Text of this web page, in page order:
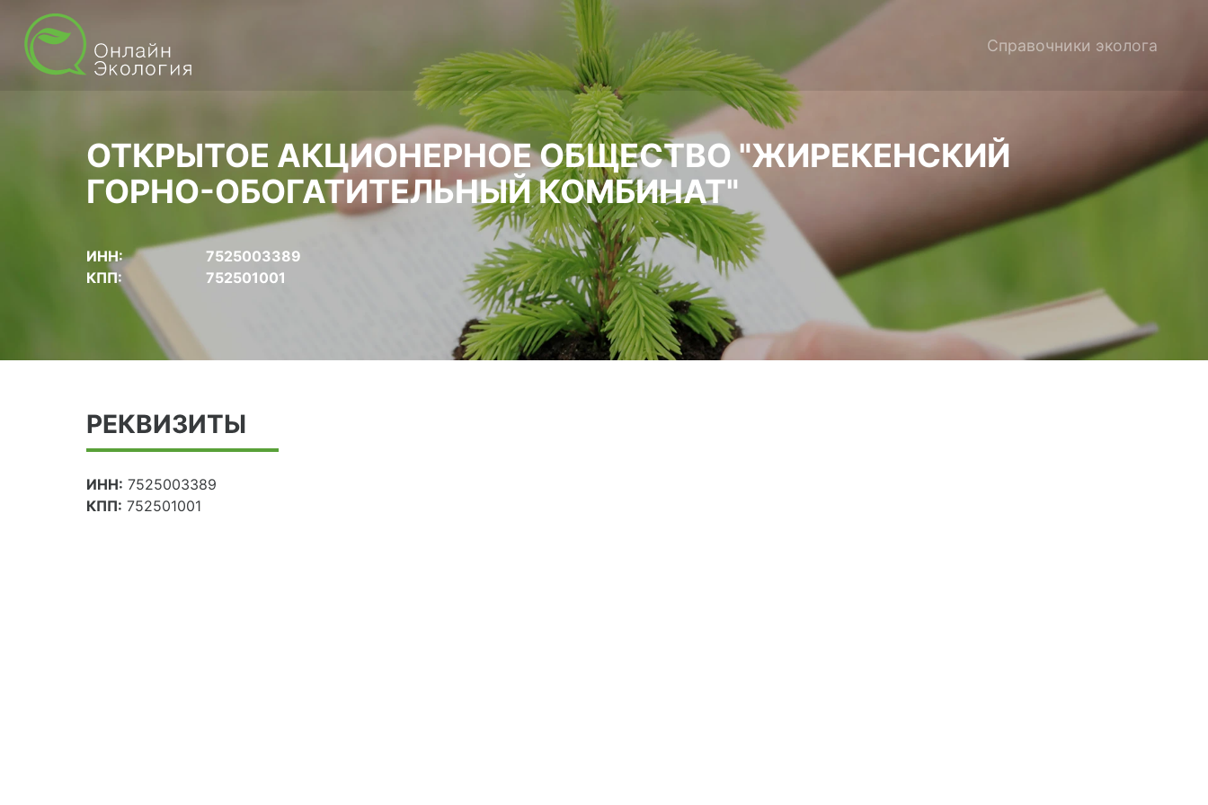
Справочники эколога
ОТКРЫТОЕ АКЦИОНЕРНОЕ ОБЩЕСТВО "ЖИРЕКЕНСКИЙ
ГОРНО-ОБОГАТИТЕЛЬНЫЙ КОМБИНАТ"
ИНН:
7525003389
КПП:
752501001
РЕКВИЗИТЫ
ИНН: 7525003389
КПП: 752501001